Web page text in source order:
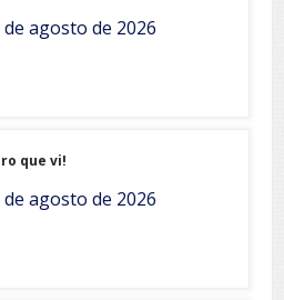
de agosto de 2026
que vi!
de agosto de 2026